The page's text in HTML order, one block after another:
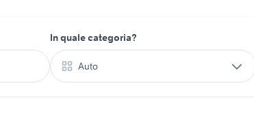
In quale categoria?
Auto